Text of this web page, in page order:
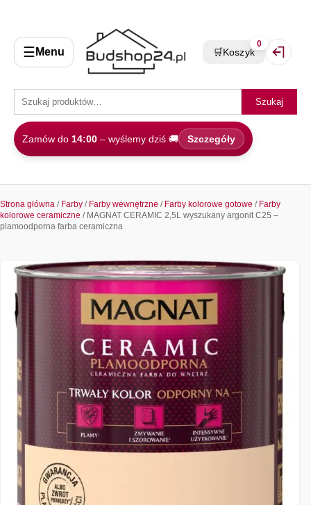
☰ Menu
Szukaj
Zamów do 14:00 – wyślemy dziś 🚚 Szczegóły
🛒Koszyk
0
Strona główna / Farby / Farby wewnętrzne / Farby kolorowe gotowe / Farby
kolorowe ceramiczne / MAGNAT CERAMIC 2,5L wyszukany argonit C25 –
plamoodporna farba ceramiczna